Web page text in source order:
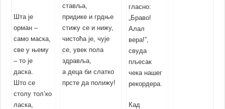
Шта је
орман –
само маска,
све у њему
– то је
даска.
Што се
столу тол’ко
ласка,
ставља,
придике и грдње
стижу се и нижу,
чистоћа је, чује
се, увек пола
здравља,
а деца би слатко
прсте да полижу!
гласно:
„Браво!
Алал
вера!”,
свуда
пљесак
чека нашег
рекордера.
Кад